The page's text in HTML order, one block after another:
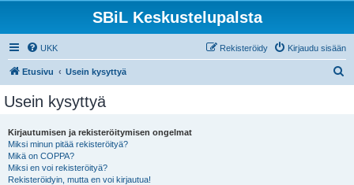
SBiL Keskustelupalsta
UKK Kirjaudu sisään
Rekisteröidy
Etusivu Usein kysyttyä
Usein kysyttyä
Kirjautumisen ja rekisteröitymisen ongelmat
Miksi minun pitää rekisteröityä?
Mikä on COPPA?
Miksi en voi rekisteröityä?
Rekisteröidyin, mutta en voi kirjautua!